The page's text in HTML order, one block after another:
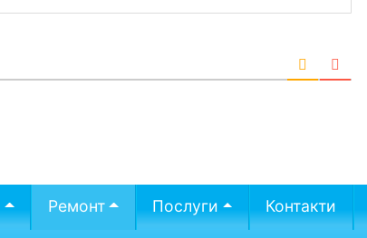
Ремонт Послуги Контакти